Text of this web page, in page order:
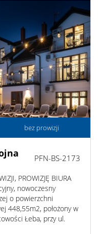
za
granicą
O
firmie
bez prowizji
PFN-BS-2173
PROWIZJĘ BIURA
nowoczesny
o powierzchni
448,55m2, położony w
Łeba, przy ul.